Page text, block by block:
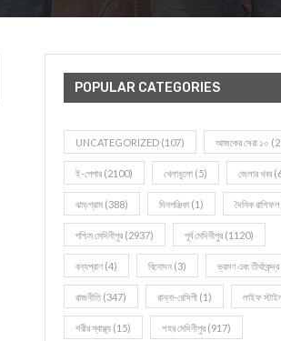
POPULAR CATEGORIES
UNCATEGORIZED (107) আজকের সেরা ১০
ই-পেপার (2100) খেলাধূলো (5) জেলার খবর
ঝাড়গ্রাম (388) দিনপঞ্জিকা (1) দৈনিক রাশিফল
পশ্চিম মেদিনীপুর (2937) পূর্ব মেদিনীপুর (1120)
বন্যপ্রাণ (4) বিনোদন (3) ভ্রমণ এবং তীর্থকেন্দ্র
রাজনীতি(347) রান্না-রেসিপী (1) লাইফ
শরীর স্বাস্থ্য (15) শহর মেদিনীপুর (917)